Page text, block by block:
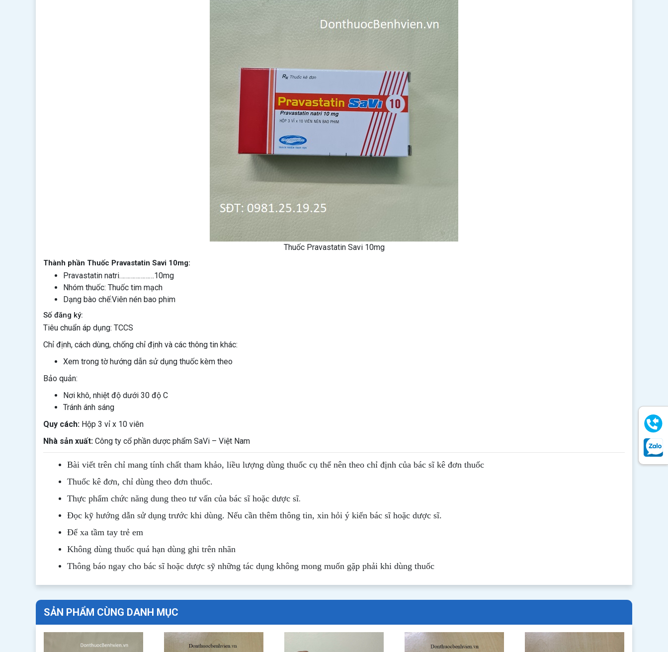
Thuốc Pravastatin Savi 10mg
Thành phần Thuốc Pravastatin Savi 10mg:
Pravastatin natri…………………10mg
Nhóm thuốc: Thuốc tim mạch
Dạng bào chế:Viên nén bao phim
Số đăng ký:
Tiêu chuẩn áp dụng: TCCS
Chỉ định, cách dùng, chống chỉ định và các thông tin khác:
Xem trong tờ hướng dẫn sử dụng thuốc kèm theo
Bảo quản:
Nơi khô, nhiệt độ dưới 30 độ C
Tránh ánh sáng
Quy cách: Hộp 3 vỉ x 10 viên
Nhà sản xuất: Công ty cổ phần dược phẩm SaVi – Việt Nam
Bài viết trên chỉ mang tính chất tham khảo, liều lượng dùng thuốc cụ thể nên theo chỉ định của bác sĩ kê đơn thuốc
Thuốc kê đơn, chỉ dùng theo đơn thuốc.
Thực phẩm chức năng dung theo tư vấn của bác sĩ hoặc dược sĩ.
Đọc kỹ hướng dẫn sử dụng trước khi dùng. Nếu cần thêm thông tin, xin hỏi ý kiến bác sĩ hoặc dược sĩ.
Để xa tầm tay trẻ em
Không dùng thuốc quá hạn dùng ghi trên nhãn
Thông báo ngay cho bác sĩ hoặc dược sỹ những tác dụng không mong muốn gặp phải khi dùng thuốc
SẢN PHẨM CÙNG DANH MỤC